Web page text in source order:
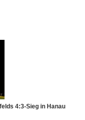
4:3-Sieg in Hanau